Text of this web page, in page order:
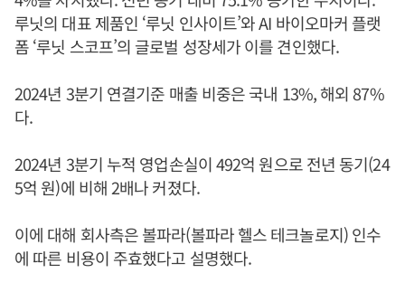
루닛의 대표 제품인 ‘루닛 인사이트’와 AI 바이오마커 플랫
폼 ‘루닛 스코프’의 글로벌 성장세가 이를 견인했다.
2024년 3분기 연결기준 매출 비중은 국내 13%, 해외 87%
다.
2024년 3분기 누적 영업손실이 492억 원으로 전년 동기(24
5억 원)에 비해 2배나 커졌다.
이에 대해 회사측은 볼파라(볼파라 헬스 테크놀로지) 인수
에 따른 비용이 주효했다고 설명했다.